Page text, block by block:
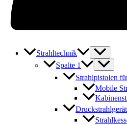
Strahltechnik
Spalte 1
Strahlpistolen
Mobile